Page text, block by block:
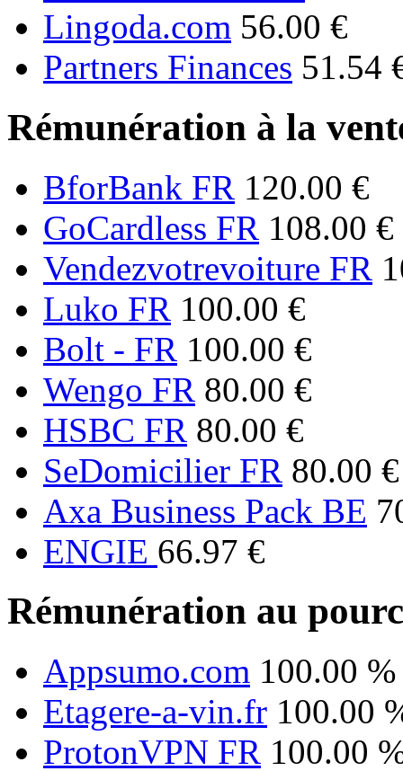
Lingoda.com 56.00 €
Partners Finances 51.54
Rémunération à la
BforBank FR 120.00 €
GoCardless FR 108.00 €
Vendezvotrevoiture FR
Luko FR 100.00 €
Bolt - FR 100.00 €
Wengo FR 80.00 €
HSBC FR 80.00 €
SeDomicilier FR 80.00 €
Axa Business Pack BE
ENGIE 66.97 €
Rémunération au
Appsumo.com 100.00 %
Etagere-a-vin.fr 100.00
ProtonVPN FR 100.00